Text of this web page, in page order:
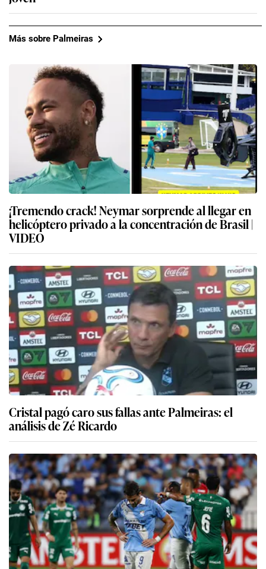
Más sobre Palmeiras
¡Tremendo crack! Neymar sorprende al llegar en
helicóptero privado a la concentración de Brasil |
VIDEO
Cristal pagó caro sus fallas ante Palmeiras: el
análisis de Zé Ricardo